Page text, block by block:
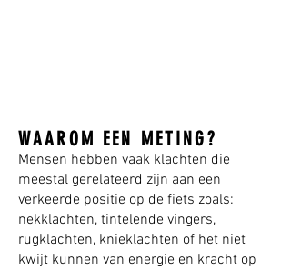
WAAROM EEN METING?
Mensen hebben vaak klachten die
meestal gerelateerd zijn aan een
verkeerde positie op de fiets zoals:
nekklachten, tintelende vingers,
rugklachten, knieklachten of het niet
kwijt kunnen van energie en kracht op